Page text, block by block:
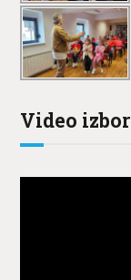
Video izbor